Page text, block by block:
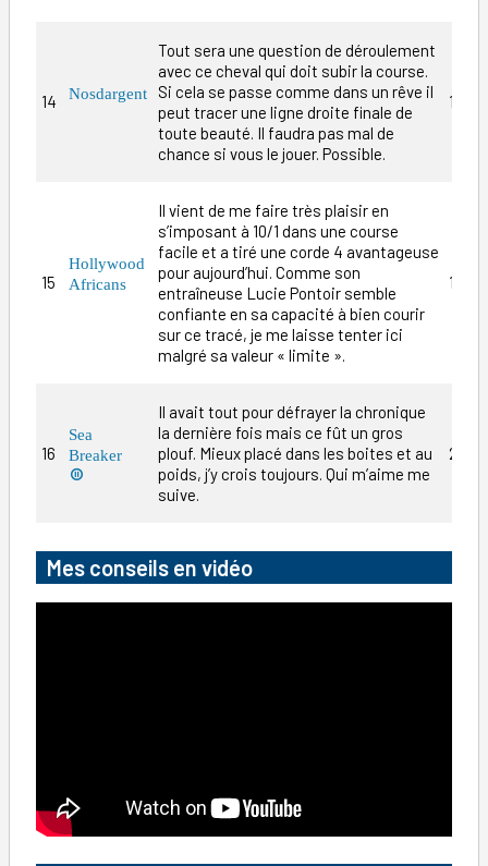
14 Nosdargent
Tout sera une question de déroulement
avec ce cheval qui doit subir la course.
Si cela se passe comme dans un rêve il
peut tracer une ligne droite finale de
toute beauté. Il faudra pas mal de
chance si vous le jouer. Possible.
14/1
15
Hollywood
Africans
Il vient de me faire très plaisir en
s’imposant à 10/1 dans une course
facile et a tiré une corde 4 avantageuse
pour aujourd’hui. Comme son
entraîneuse Lucie Pontoir semble
confiante en sa capacité à bien courir
sur ce tracé, je me laisse tenter ici
malgré sa valeur « limite ».
11/1
16
Sea
Breaker

Il avait tout pour défrayer la chronique
la dernière fois mais ce fût un gros
plouf. Mieux placé dans les boites et au
poids, j’y crois toujours. Qui m’aime me
suive.
22/1
Mes conseils en vidéo